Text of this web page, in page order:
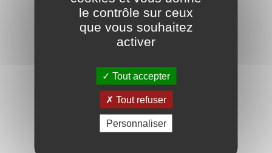
ALUTRUSS Quadlock s6082-5000 4-
803,26 €
le contrôle sur ceux
que vous souhaitez
activer
Tout accepter
Tout refuser
Personnaliser